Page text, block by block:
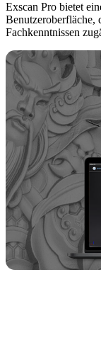
Exscan Pro bietet
Benutzeroberfläche,
Fachkenntnissen